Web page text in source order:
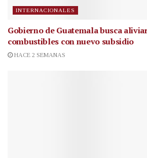
INTERNACIONALES
Gobierno de Guatemala busca
combustibles con nuevo subsidio
HACE 2 SEMANAS